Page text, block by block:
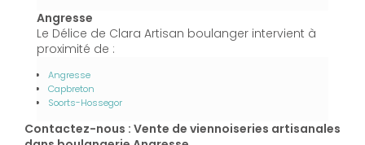
Angresse
Le Délice de Clara Artisan boulanger intervient à
proximité de :
Angresse
Capbreton
Soorts-Hossegor
Contactez-nous : Vente de viennoiseries artisanales